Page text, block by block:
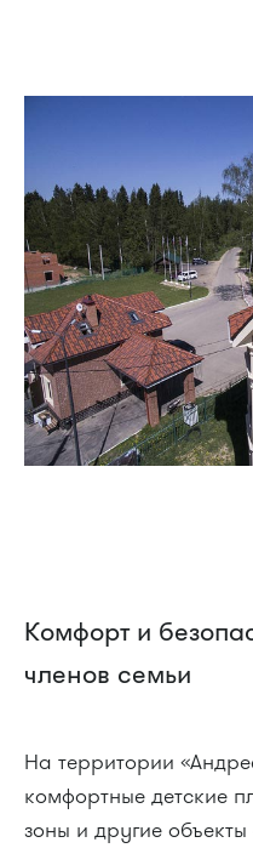
Комфорт и
членов семьи
На территории
комфортные детские
зоны и другие